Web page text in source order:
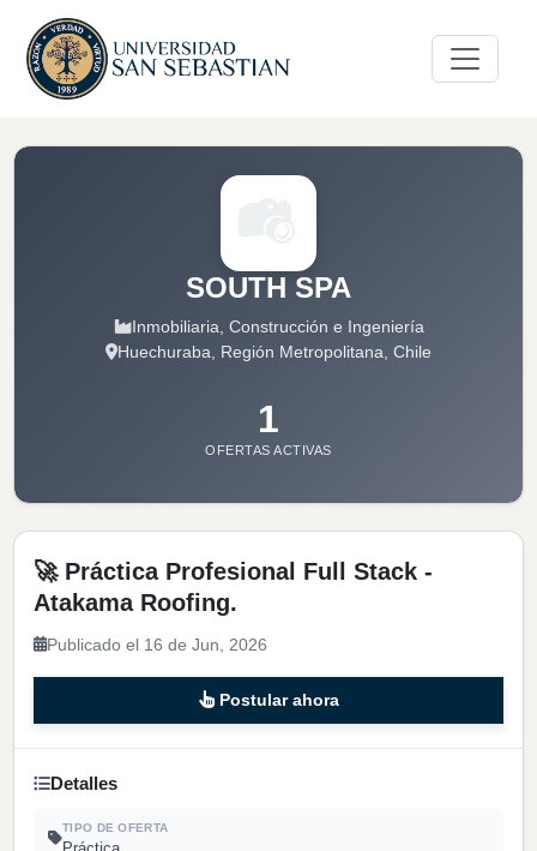
SOUTH SPA
Inmobiliaria, Construcción e Ingeniería
Huechuraba, Región Metropolitana, Chile
1
OFERTAS ACTIVAS
🚀 Práctica Profesional Full Stack -
Atakama Roofing.
Publicado el 16 de Jun, 2026
Postular ahora
Detalles
TIPO DE OFERTA